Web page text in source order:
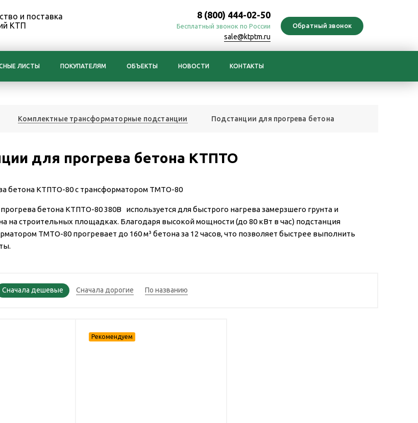
и поставка
КТП
8 (800) 444-02-50
Бесплатный звонок по России
sale@ktptm.ru
ЛИСТЫ ПОКУПАТЕЛЯМ ОБЪЕКТЫ НОВОСТИ КОНТАКТЫ
Комплектные трансформаторные подстанции Подстанции для прогрева бетона
для прогрева бетона КТПТО
бетона КТПТО-80 с трансформатором ТМТО-80
бетона КТПТО-80 380В используется для быстрого нагрева замерзшего грунта и
на строительных площадках. Благодаря высокой мощности (до 80 кВт в час) подстанция
ТМТО-80 прогревает до 160 м³ бетона за 12 часов, что позволяет быстрее выполнить